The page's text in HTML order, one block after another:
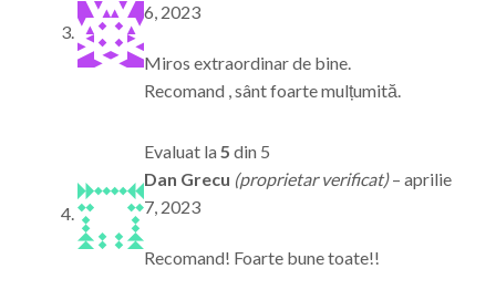
6, 2023
Miros extraordinar de bine.
Recomand , sânt foarte mulțumită.
Evaluat la 5 din 5
Dan Grecu (proprietar verificat) – aprilie
7, 2023
Recomand! Foarte bune toate!!